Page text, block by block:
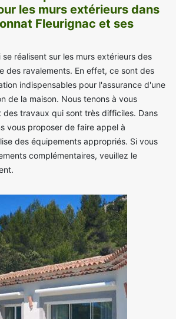
les murs extérieurs dans
Fleurignac et ses
réalisent sur les murs extérieurs des
des ravalements. En effet, ce sont des
indispensables pour l'assurance d'une
de la maison. Nous tenons à vous
des travaux qui sont très difficiles. Dans
vous proposer de faire appel à
des équipements appropriés. Si vous
complémentaires, veuillez le